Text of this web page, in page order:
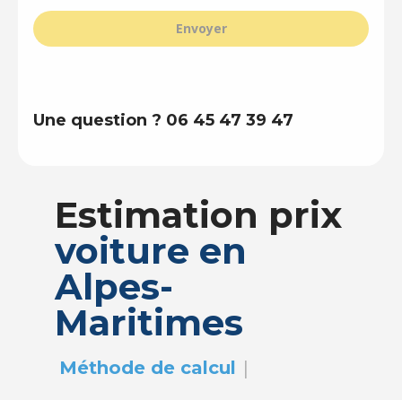
Envoyer
Une question ? 06 45 47 39 47
Estimation prix
voiture en
Alpes-
Maritimes
Méthode de calcul |